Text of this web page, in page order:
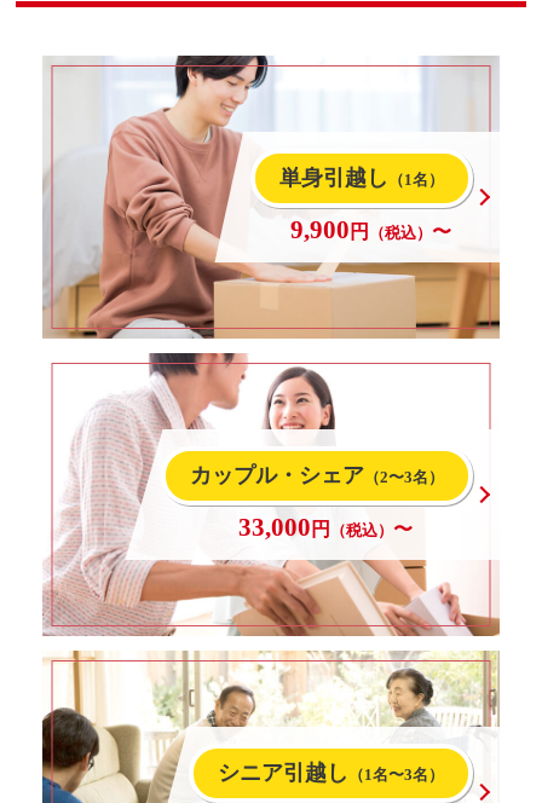
単身引越し （1名）
9,900 円 （税込） 〜
カップル・シェア （2〜3名）
33,000 円 （税込） 〜
シニア引越し （1名〜3名）